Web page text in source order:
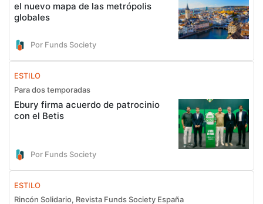
el nuevo mapa de las metrópolis
globales
Por Funds Society
ESTILO
Para dos temporadas
Ebury firma acuerdo de patrocinio
con el Betis
Por Funds Society
ESTILO
Rincón Solidario, Revista Funds Society España